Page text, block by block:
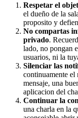
Respetar el
el dueño de la
proposito y
No compartas
privado.
lado, no pongan
usuarios, ni la
Silenciar las
continuamente el
mensaje, una
aplicacion del
Continuar la
una charla en la